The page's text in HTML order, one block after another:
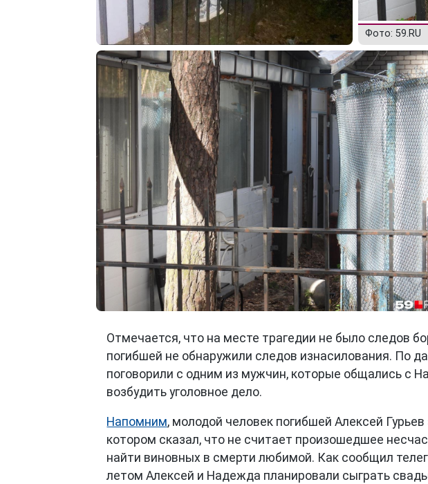
Фото: 59.RU
Отмечается, что на месте трагедии не было следов
погибшей не обнаружили следов изнасилования. По
поговорили с одним из мужчин, которые общались с
возбудить уголовное дело.
Напомним, молодой человек погибшей Алексей
котором сказал, что не считает произошедшее
найти виновных в смерти любимой. Как сообщил
летом Алексей и Надежда планировали сыграть